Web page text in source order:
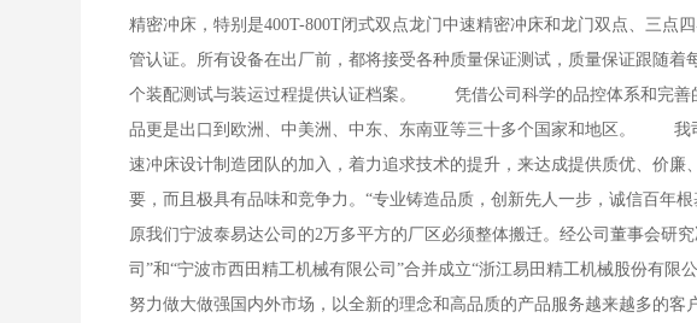
精密冲床，特别是400T-800T闭式双点龙门中速精密冲床和龙门双点、三点
管认证。所有设备在出厂前，都将接受各种质量保证测试，质量保证跟随
个装配测试与装运过程提供认证档案。 凭借公司科学的品控体系和完善
品更是出口到欧洲、中美洲、中东、东南亚等三十多个国家和地区。 我
速冲床设计制造团队的加入，着力追求技术的提升，来达成提供质优、价
要，而且极具有品味和竞争力。“专业铸造品质，创新先人一步，诚信百年
原我们宁波泰易达公司的2万多平方的厂区必须整体搬迁。经公司董事会研
司”和“宁波市西田精工机械有限公司”合并成立“浙江易田精工机械股份有限
努力做大做强国内外市场，以全新的理念和高品质的产品服务越来越多的客